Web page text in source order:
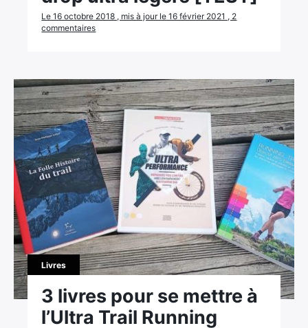
Le 16 octobre 2018 , mis à jour le 16 février 2021 , 2
commentaires
Livres
3 livres pour se mettre à
l’Ultra Trail Running